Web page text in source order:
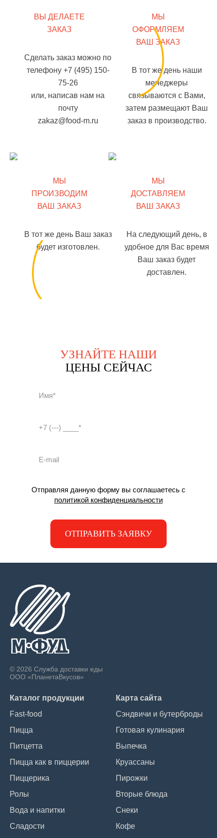
ВЫ ДЕЛАЕТЕ
ЗАКАЗ
Сделать заказ можно по
телефону +7 (495) 150-
75-26
или, написав нам на
почту
zakaz@food-m.ru
МЫ
ОФОРМЛЯЕМ
ВАШ ЗАКАЗ
В тот же день наши
менеджеры
связываются с Вами,
затем размещают Ваш
заказ в производство.
МЫ
ПРОИЗВОДИМ
ВАШ ЗАКАЗ
В тот же день Ваш заказ
будет изготовлен.
МЫ
ДОСТАВЛЯЕМ
ВАШ ЗАКАЗ
На следующий день, в
удобное для Вас время
Ваш заказ будет
доставлен.
УЗНАЙТЕ НАШИ
ЦЕНЫ СЕЙЧАС
Отправляя данную форму вы соглашаетесь с
политикой конфиденциальности
ОТПРАВИТЬ ЗАЯВКУ
© 2026 Служба доставки еды
ООО «ПланетаВкусов»
Каталог продукции
Fast-food
Пицца
Питцетта
Пицца как в пиццерии
Пиццерика
Ролы
Вода и напитки
Сладости
Карта сайта
Сэндвичи и бутерброды
Готовая кулинария
Выпечка
Круассаны
Пирожки
Вторые блюда
Снеки
Кофе